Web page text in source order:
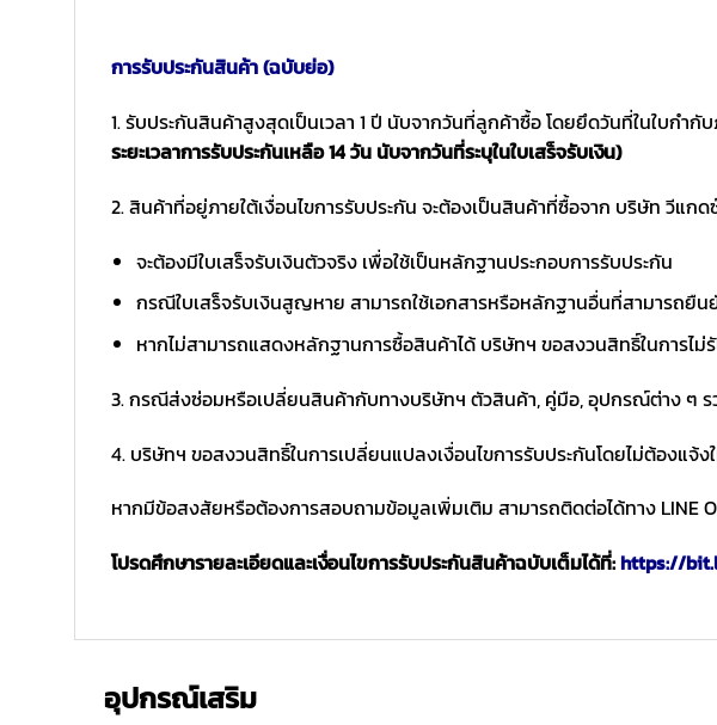
การรับประกันสินค้า (ฉบับย่อ)
1. รับประกันสินค้าสูงสุดเป็นเวลา 1 ปี นับจากวันที่ลูกค้าซื้อ โดยยึดวันที่ในใบกำกั
ระยะเวลาการรับประกันเหลือ 14 วัน นับจากวันที่ระบุในใบเสร็จรับเงิน)
2. สินค้าที่อยู่ภายใต้เงื่อนไขการรับประกัน จะต้องเป็นสินค้าที่ซื้อจาก บริษัท วีแก
จะต้องมีใบเสร็จรับเงินตัวจริง เพื่อใช้เป็นหลักฐานประกอบการรับประกัน
กรณีใบเสร็จรับเงินสูญหาย สามารถใช้เอกสารหรือหลักฐานอื่นที่สามารถยื
หากไม่สามารถแสดงหลักฐานการซื้อสินค้าได้ บริษัทฯ ขอสงวนสิทธิ์ในการไม่
3. กรณีส่งซ่อมหรือเปลี่ยนสินค้ากับทางบริษัทฯ ตัวสินค้า, คู่มือ, อุปกรณ์ต่าง
4. บริษัทฯ ขอสงวนสิทธิ์ในการเปลี่ยนแปลงเงื่อนไขการรับประกันโดยไม่ต้องแจ้ง
หากมีข้อสงสัยหรือต้องการสอบถามข้อมูลเพิ่มเติม สามารถติดต่อได้ทาง LINE
โปรดศึกษารายละเอียดและเงื่อนไขการรับประกันสินค้าฉบับเต็มได้ที่:https://
อุปกรณ์เสริม